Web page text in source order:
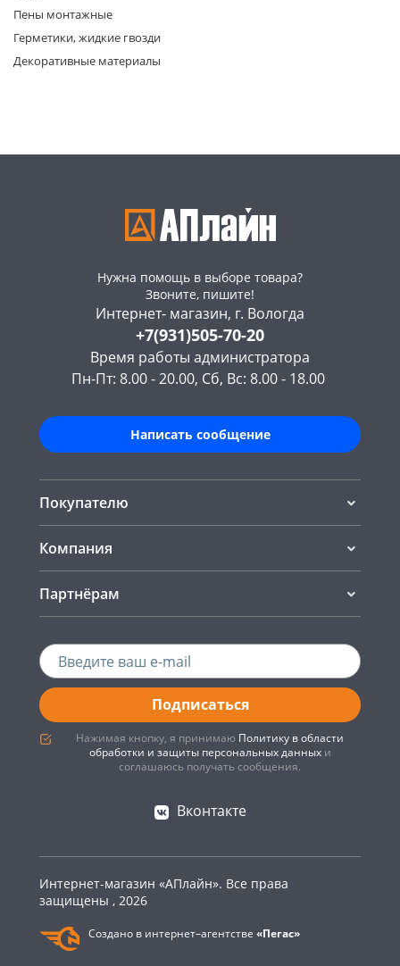
Пены монтажные
Герметики, жидкие гвозди
Декоративные материалы
Нужна помощь в выборе товара?
Звоните, пишите!
Интернет- магазин, г. Вологда
+7(931)505-70-20
Время работы администратора
Пн-Пт: 8.00 - 20.00, Сб, Вс: 8.00 - 18.00
Написать сообщение
Покупателю
Компания
Партнёрам
Подписаться
Нажимая кнопку, я принимаю Политику в области
обработки и защиты персональных данныхи
соглашаюсь получать сообщения.
Вконтакте
Интернет-магазин «АПлайн». Все права
защищены , 2026
Создано в интернет–агентстве «Пегас»